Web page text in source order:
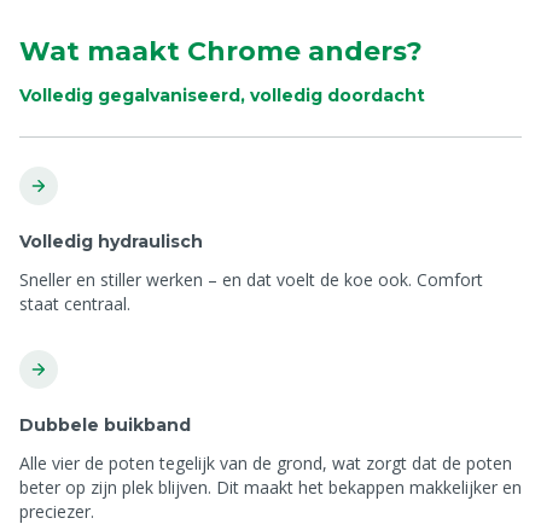
Wat maakt Chrome anders?
Volledig gegalvaniseerd, volledig doordacht
Volledig hydraulisch
Sneller en stiller werken – en dat voelt de koe ook. Comfort
staat centraal.
Dubbele buikband
Alle vier de poten tegelijk van de grond, wat zorgt dat de poten
beter op zijn plek blijven. Dit maakt het bekappen makkelijker en
preciezer.